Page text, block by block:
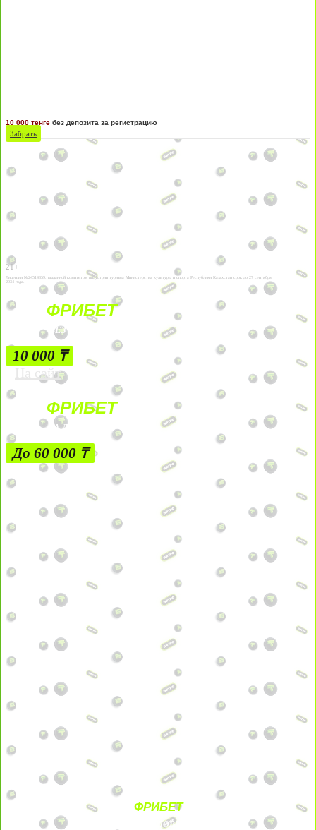
10 000 тенге без депозита за регистрацию
Забрать
21+
Лицензии №24514359, выданной комитетом индустрии туризма Министерства культуры и спорта Республики Казахстан срок до 27 сентября
2034 года.
ФРИБЕТ
БЕЗ УСЛОВИЙ
10 000 ₸
На сайт
ФРИБЕТ
ЗА ДЕПОЗИТЫ
До 60 000 ₸
ФРИБЕТ
БЕЗ УСЛОВИЙ